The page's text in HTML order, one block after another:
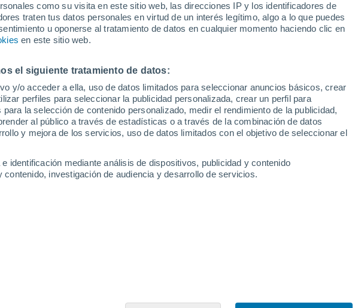
como su visita en este sitio web, las direcciones IP y los identificadores de
traten tus datos personales en virtud de un interés legítimo, algo a lo que puedes
u oponerse al tratamiento de datos en cualquier momento haciendo clic en
en este sitio web.
el siguiente tratamiento de datos:
y/o acceder a ella, uso de datos limitados para seleccionar anuncios básicos, crear
perfiles para seleccionar la publicidad personalizada, crear un perfil para
la selección de contenido personalizado, medir el rendimiento de la publicidad,
al público a través de estadísticas o a través de la combinación de datos
y mejora de los servicios, uso de datos limitados con el objetivo de seleccionar el
identificación mediante análisis de dispositivos, publicidad y contenido
investigación de audiencia y desarrollo de servicios.
Ильичево
Каяк
Канарай
Каргино
Кетский
Коростелево